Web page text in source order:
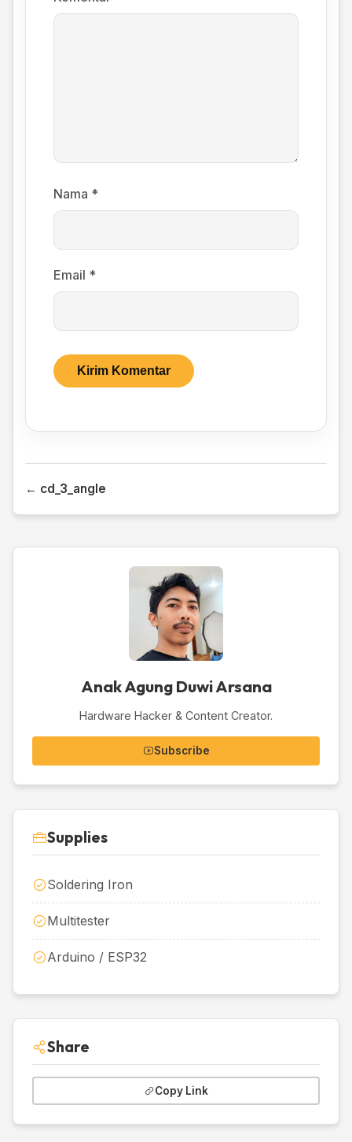
Nama *
Email *
← cd_3_angle
Anak Agung Duwi Arsana
Hardware Hacker & Content Creator.
Subscribe
Supplies
Soldering Iron
Multitester
Arduino / ESP32
Share
Copy Link